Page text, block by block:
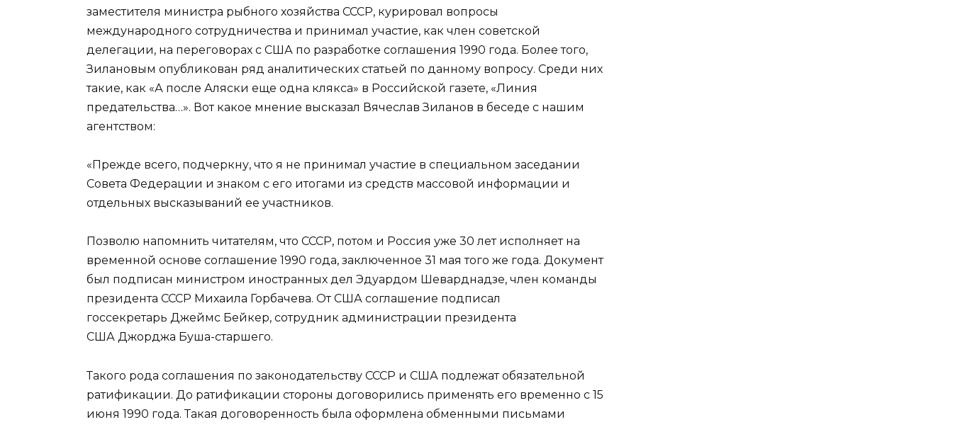
заместителя министра рыбного хозяйства СССР, курировал вопросы
международного сотрудничества и принимал участие, как член советской
делегации, на переговорах с США по разработке соглашения 1990 года. Более того,
Зилановым опубликован ряд аналитических статьей по данному вопросу. Среди них
такие, как «А после Аляски еще одна клякса» в Российской газете, «Линия
предательства…». Вот какое мнение высказал Вячеслав Зиланов в беседе с нашим
агентством:
«Прежде всего, подчеркну, что я не принимал участие в специальном заседании
Совета Федерации и знаком с его итогами из средств массовой информации и
отдельных высказываний ее участников.
Позволю напомнить читателям, что СССР, потом и Россия уже 30 лет исполняет на
временной основе соглашение 1990 года, заключенное 31 мая того же года. Документ
был подписан министром иностранных дел Эдуардом Шеварднадзе, член команды
президента СССР Михаила Горбачева. От США соглашение подписал
госсекретарь Джеймс Бейкер, сотрудник администрации президента
США Джорджа Буша-старшего.
Такого рода соглашения по законодательству СССР и США подлежат обязательной
ратификации. До ратификации стороны договорились применять его временно с 15
июня 1990 года. Такая договоренность была оформлена обменными письмами